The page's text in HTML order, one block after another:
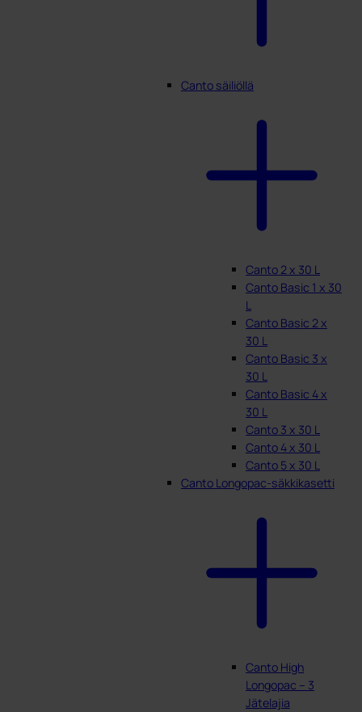
Canto säiliöllä
Canto 2 x 30 L
Canto Basic 1 x 30
L
Canto Basic 2 x
30 L
Canto Basic 3 x
30 L
Canto Basic 4 x
30 L
Canto 3 x 30 L
Canto 4 x 30 L
Canto 5 x 30 L
Canto Longopac-säkkikasetti
Canto High
Longopac – 3
Jätelajia